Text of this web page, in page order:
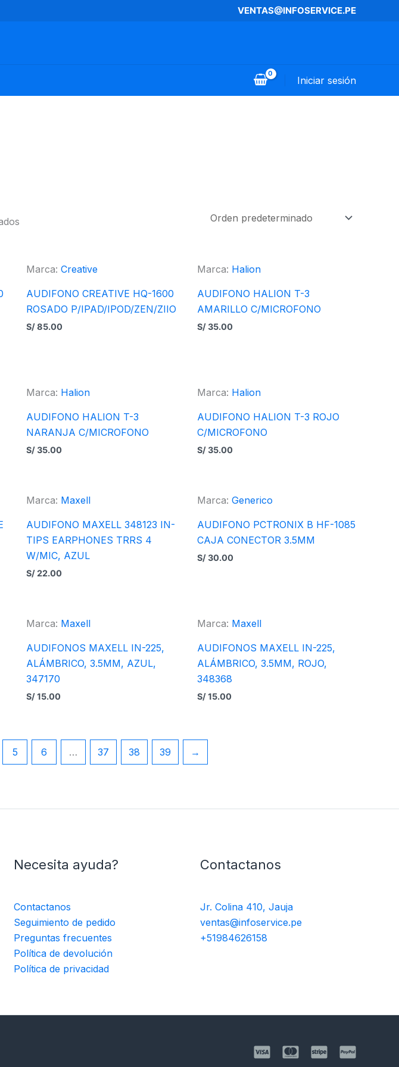
VENTAS@INFOSERVICE.PE
Iniciar sesión
Marca:Creative
AUDIFONO CREATIVE HQ-1600
ROSADO P/IPAD/IPOD/ZEN/ZIIO
S/85.00
Marca: Halion
AUDIFONO HALION T-3
AMARILLO C/MICROFONO
S/35.00
Marca: Halion
AUDIFONO HALION T-3
NARANJA C/MICROFONO
S/35.00
Marca: Halion
AUDIFONO HALION T-3 ROJO
C/MICROFONO
S/35.00
Marca: Maxell
AUDIFONO MAXELL 348123 IN-
TIPS EARPHONES TRRS 4
W/MIC, AZUL
S/22.00
Marca: Generico
AUDIFONO PCTRONIX B HF-1085
CAJA CONECTOR 3.5MM
S/30.00
Marca: Maxell
AUDIFONOS MAXELL IN-225,
ALÁMBRICO, 3.5MM, AZUL,
347170
S/15.00
Marca: Maxell
AUDIFONOS MAXELL IN-225,
ALÁMBRICO, 3.5MM, ROJO,
348368
S/15.00
5 6 … 37 38 39 →
Necesita ayuda?
Contactanos
Seguimiento de pedido
Preguntas frecuentes
Política de devolución
Política de privacidad
Contactanos
Jr. Colina 410, Jauja
ventas@infoservice.pe
+51984626158